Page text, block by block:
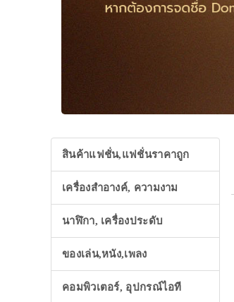
สินค้าแฟชั่น,แฟชั่นราคาถูก
เครื่องสำอางค์, ความงาม
นาฬิกา, เครื่องประดับ
ของเล่น,หนัง,เพลง
คอมพิวเตอร์, อุปกรณ์ไอที